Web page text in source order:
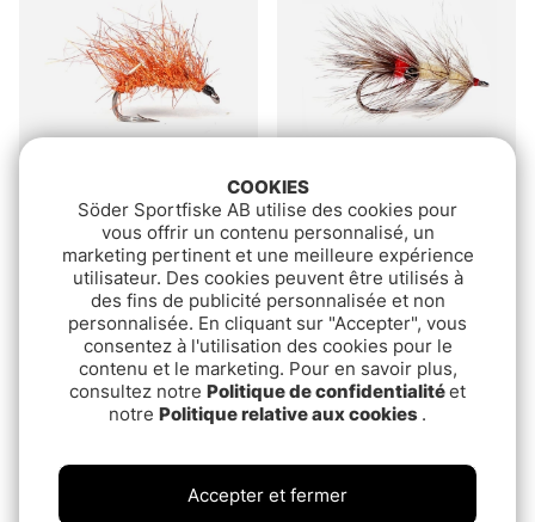
Guideline Kobberbassen
€2.99
Guideline Vaskebjørn #8
€4.49
Épuisé
COOKIES
Söder Sportfiske AB utilise des cookies pour
vous offrir un contenu personnalisé, un
marketing pertinent et une meilleure expérience
utilisateur. Des cookies peuvent être utilisés à
des fins de publicité personnalisée et non
personnalisée. En cliquant sur "Accepter", vous
consentez à l'utilisation des cookies pour le
contenu et le marketing. Pour en savoir plus,
consultez notre Politique de confidentialitéet
notre Politique relative aux cookies .
Accepter et fermer